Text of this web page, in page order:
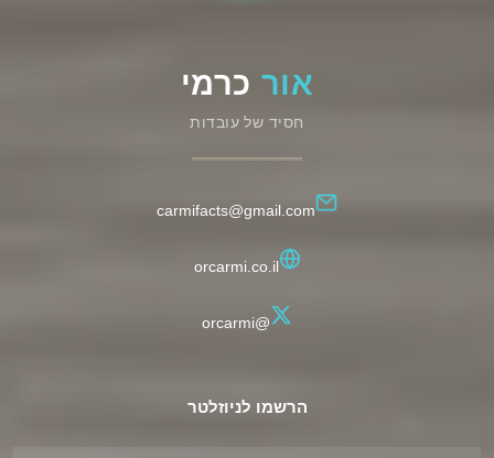
אור כרמי
חסיד של עובדות
carmifacts@gmail.com
orcarmi.co.il
@orcarmi
הרשמו לניוזלטר